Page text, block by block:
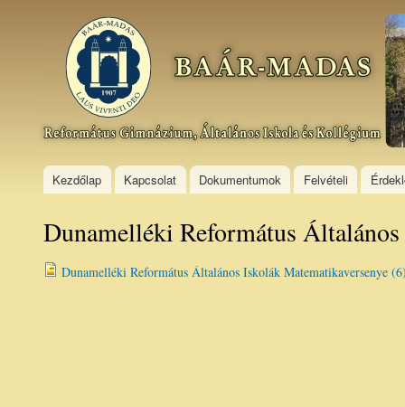
Baár–
Madas
Református
Gimnázium,
Általános
Kollégium
Kezdőlap Kapcsolat Dokumentumok Felvételi
Dunamelléki Református
Dunamelléki Református Általános Iskolák Matematikaversenye